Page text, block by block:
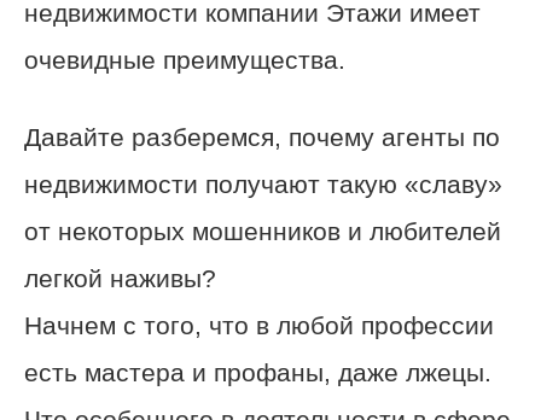
недвижимости компании Этажи имеет
очевидные преимущества.
Давайте разберемся, почему агенты по
недвижимости получают такую ​​«славу»
от некоторых мошенников и любителей
легкой наживы?
Начнем с того, что в любой профессии
есть мастера и профаны, даже лжецы.